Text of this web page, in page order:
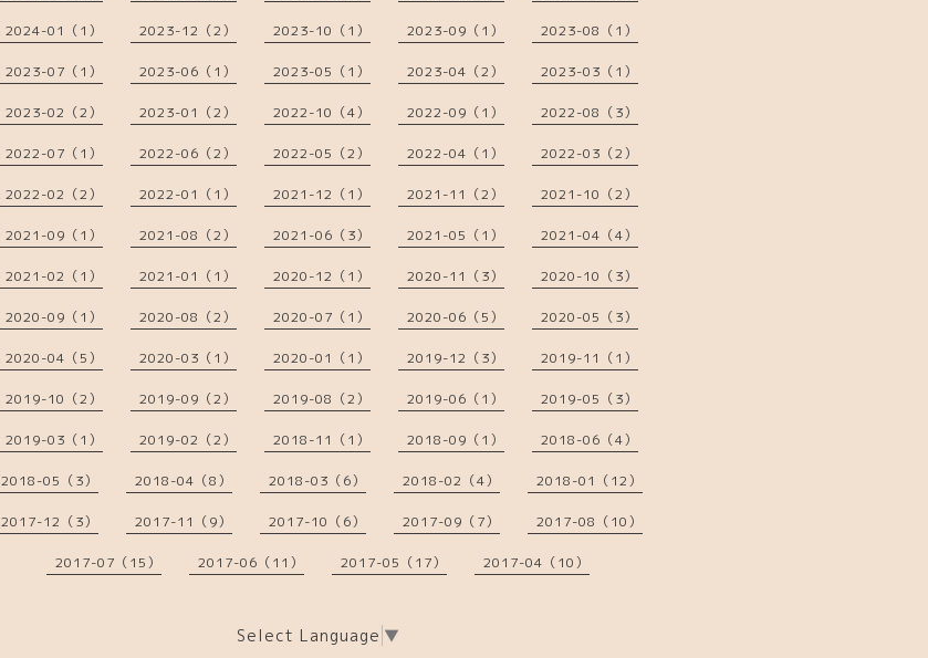
2024-01（1） 2023-12（2） 2023-10（1） 2023-09（1） 2023-08（1）
2023-07（1） 2023-06（1） 2023-05（1） 2023-04（2） 2023-03（1）
2023-02（2） 2023-01（2） 2022-10（4） 2022-09（1） 2022-08（3）
2022-07（1） 2022-06（2） 2022-05（2） 2022-04（1） 2022-03（2）
2022-02（2） 2022-01（1） 2021-12（1） 2021-11（2） 2021-10（2）
2021-09（1） 2021-08（2） 2021-06（3） 2021-05（1） 2021-04（4）
2021-02（1） 2021-01（1） 2020-12（1） 2020-11（3） 2020-10（3）
2020-09（1） 2020-08（2） 2020-07（1） 2020-06（5） 2020-05（3）
2020-04（5） 2020-03（1） 2020-01（1） 2019-12（3） 2019-11（1）
2019-10（2） 2019-09（2） 2019-08（2） 2019-06（1） 2019-05（3）
2019-03（1） 2019-02（2） 2018-11（1） 2018-09（1） 2018-06（4）
2018-05（3） 2018-04（8） 2018-03（6） 2018-02（4） 2018-01（12）
2017-12（3） 2017-11（9） 2017-10（6） 2017-09（7） 2017-08（10）
2017-07（15） 2017-06（11） 2017-05（17） 2017-04（10）
Select Language ▼